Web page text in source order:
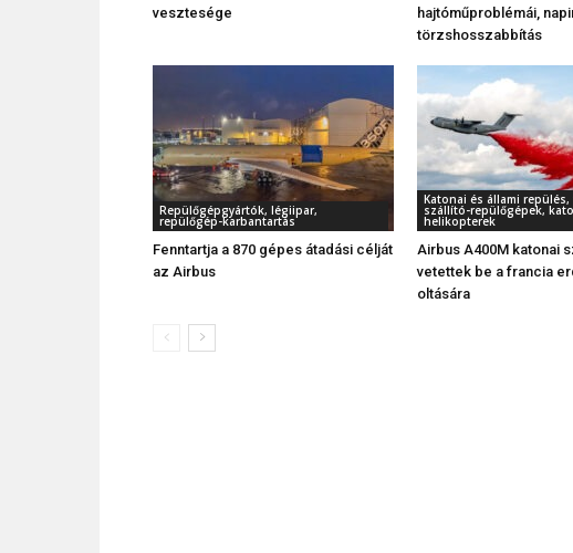
vesztesége
hajtóműproblémái,
törzshosszabbítás
Repülőgépgyártók, légiipar,
repülőgép-karbantartás
Fenntartja a 870 gépes átadási célját
az Airbus
Katonai és állami
szállító-repülőgépek,
helikopterek
Airbus A400M katonai
vetettek be a francia
oltására